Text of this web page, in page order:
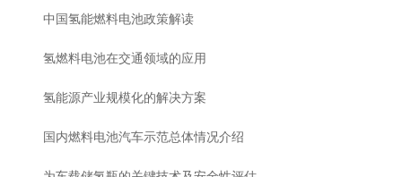
中国氢能燃料电池政策解读
氢燃料电池在交通领域的应用
氢能源产业规模化的解决方案
国内燃料电池汽车示范总体情况介绍